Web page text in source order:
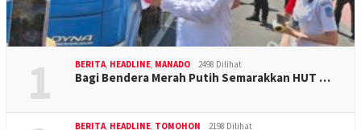
1 BERITA HEADLINE MANADO 2498 Dilihat
Bagi Bendera Merah Putih Semarakkan HUT …
BERITA HEADLINE TOMOHON 2198 Dilihat